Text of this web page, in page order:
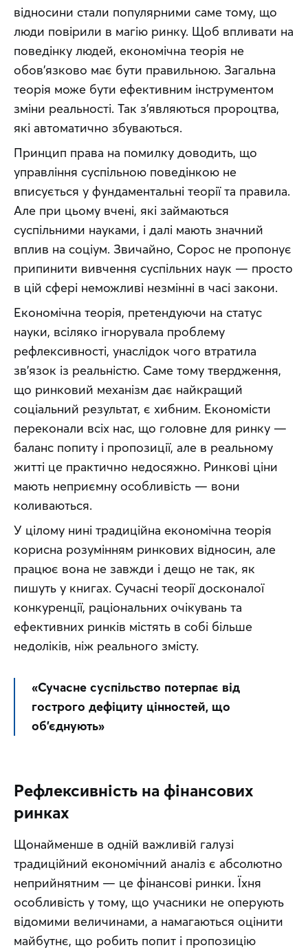
відносини стали популярними саме тому, що
люди повірили в магію ринку. Щоб впливати на
поведінку людей, економічна теорія не
обов’язково має бути правильною. Загальна
теорія може бути ефективним інструментом
зміни реальності. Так з’являються пророцтва,
які автоматично збуваються.
Принцип права на помилку доводить, що
управління суспільною поведінкою не
вписується у фундаментальні теорії та правила.
Але при цьому вчені, які займаються
суспільними науками, і далі мають значний
вплив на соціум. Звичайно, Сорос не пропонує
припинити вивчення суспільних наук — просто
в цій сфері неможливі незмінні в часі закони.
Економічна теорія, претендуючи на статус
науки, всіляко ігнорувала проблему
рефлексивності, унаслідок чого втратила
зв’язок із реальністю. Саме тому твердження,
що ринковий механізм дає найкращий
соціальний результат, є хибним. Економісти
переконали всіх нас, що головне для ринку —
баланс попиту і пропозиції, але в реальному
житті це практично недосяжно. Ринкові ціни
мають неприємну особливість — вони
коливаються.
У цілому нині традиційна економічна теорія
корисна розумінням ринкових відносин, але
працює вона не завжди і дещо не так, як
пишуть у книгах. Сучасні теорії досконалої
конкуренції, раціональних очікувань та
ефективних ринків містять в собі більше
недоліків, ніж реального змісту.
«Сучасне суспільство потерпає від
гострого дефіциту цінностей, що
об’єднують»
Рефлексивність на фінансових
ринках
Щонайменше в одній важливій галузі
традиційний економічний аналіз є абсолютно
неприйнятним — це фінансові ринки. Їхня
особливість у тому, що учасники не оперують
відомими величинами, а намагаються оцінити
майбутнє, що робить попит і пропозицію